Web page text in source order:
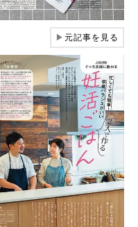
▶元記事を見る